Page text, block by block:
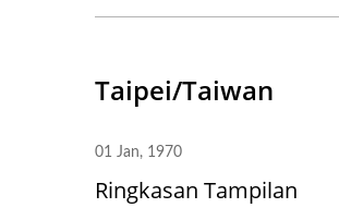
Taipei/Taiwan
01 Jan, 1970
Ringkasan Tampilan